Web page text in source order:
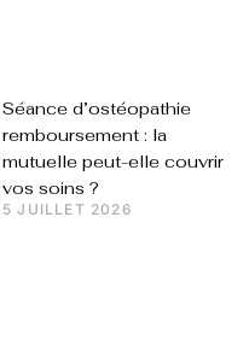
Séance d’ostéopathie
remboursement : la
mutuelle peut-elle couvrir
vos soins ?
5 JUILLET 2026